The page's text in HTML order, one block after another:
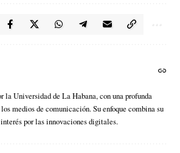
la Universidad de La Habana, con una profunda
medios de comunicación. Su enfoque combina su
por las innovaciones digitales.